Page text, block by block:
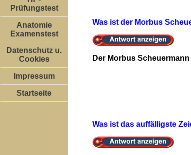
Prüfungstest
Anatomie
Examenstest
Datenschutz u.
Cookies
Impressum
Startseite
Was ist der Morbus
Der Morbus
Was ist das auffälligste